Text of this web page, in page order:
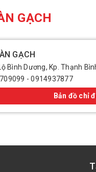
GẠCH
GẠCH
Bình Dương, Kp. Thạnh
-0914937877
Bản đồ chỉ